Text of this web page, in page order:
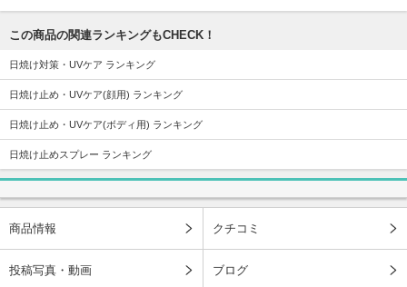
この商品の関連ランキングもCHECK！
日焼け対策・UVケア ランキング
日焼け止め・UVケア(顔用) ランキング
日焼け止め・UVケア(ボディ用) ランキング
日焼け止めスプレー ランキング
商品情報 クチコミ
投稿写真・動画 ブログ